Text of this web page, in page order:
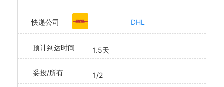
快递公司 DHL
预计到达时间 1.5天
妥投/所有 1/2